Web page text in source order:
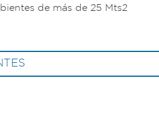
de más de 25 Mts2